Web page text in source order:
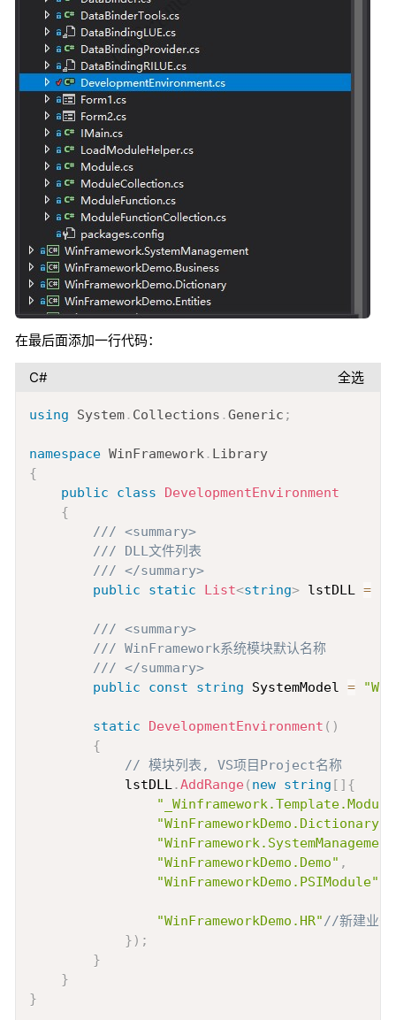
在最后面添加一行代码：
C# 全选
using System. Collections .Generic ;
namespace WinFramework. Library
{
public
class
DevelopmentEnvironment
{
/// <summary>
/// DLL文件列表
/// </summary>
public
static List<string> lstDLL =
/// <summary>
/// WinFramework系统模块默认名称
/// </summary>
public
const string SystemModel =
static DevelopmentEnvironment ( )
{
// 模块列表, VS项目Project名称
            lstDLL
.AddRange( new string [ ] {
"WinFrameworkDemo.Dictionary"
"WinFrameworkDemo.Demo" ,
"WinFrameworkDemo.PSIModule"
"WinFrameworkDemo.HR"//新建业务
} ) ;
}
}
}